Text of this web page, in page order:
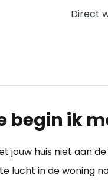
Direct
begin ik
jouw huis niet aan
lucht in de woning